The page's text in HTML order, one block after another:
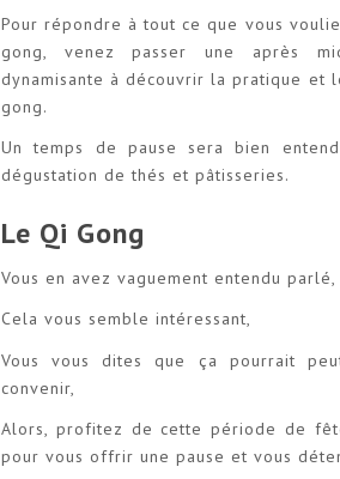
Pour répondre à tout ce que vous
gong, venez passer une après
dynamisante à découvrir la pratique et
gong.
Un temps de pause sera bien
dégustation de thés et pâtisseries.
Le Qi Gong
Vous en avez vaguement entendu parlé,
Cela vous semble intéressant,
Vous vous dites que ça pourrait
convenir,
Alors, profitez de cette période de
pour vous offrir une pause et vous